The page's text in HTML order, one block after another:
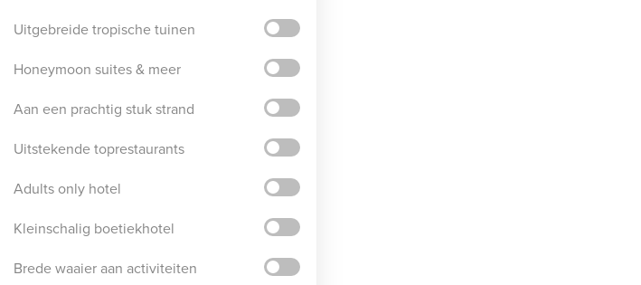
Uitgebreide tropische tuinen
Honeymoon suites & meer
Aan een prachtig stuk strand
Uitstekende toprestaurants
Adults only hotel
Kleinschalig boetiekhotel
Brede waaier aan activiteiten